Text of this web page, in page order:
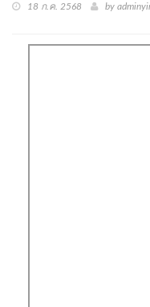
18 ก.ค. 2568 by